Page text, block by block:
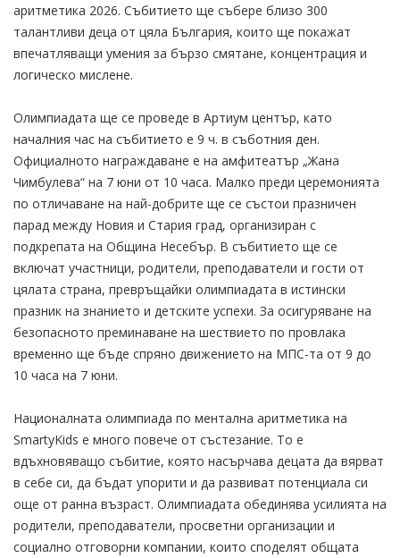
аритметика 2026. Събитието ще събере близо 300
талантливи деца от цяла България, които ще покажат
впечатляващи умения за бързо смятане, концентрация и
логическо мислене.
Олимпиадата ще се проведе в Артиум център, като
началния час на събитието е 9 ч. в съботния ден.
Официалното награждаване е на амфитеатър „Жана
Чимбулева“ на 7 юни от 10 часа. Малко преди церемонията
по отличаване на най-добрите ще се състои празничен
парад между Новия и Стария град, организиран с
подкрепата на Община Несебър. В събитието ще се
включат участници, родители, преподаватели и гости от
цялата страна, превръщайки олимпиадата в истински
празник на знанието и детските успехи. За осигуряване на
безопасното преминаване на шествието по провлака
временно ще бъде спряно движението на МПС-та от 9 до
10 часа на 7 юни.
Националната олимпиада по ментална аритметика на
SmartyKids е много повече от състезание. То е
вдъхновяващо събитие, която насърчава децата да вярват
в себе си, да бъдат упорити и да развиват потенциала си
още от ранна възраст. Олимпиадата обединява усилията на
родители, преподаватели, просветни организации и
социално отговорни компании, които споделят общата